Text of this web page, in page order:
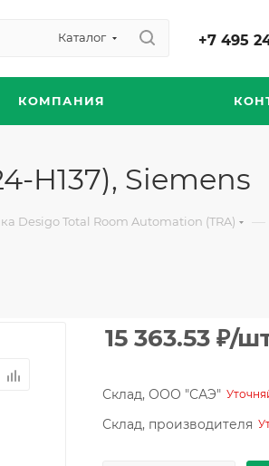
Каталог +7 495
КОМПАНИЯ
H137), Siemens
Desigo Total Room Automation (TRA) —
15 363.53 ₽/
Склад, ООО "САЭ"
Склад, производителя